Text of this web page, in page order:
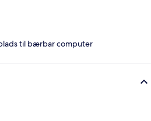
til bærbar computer